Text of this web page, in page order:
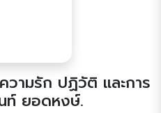
ามรัก ปฏิวัติ และการ
ยอดหงษ์.